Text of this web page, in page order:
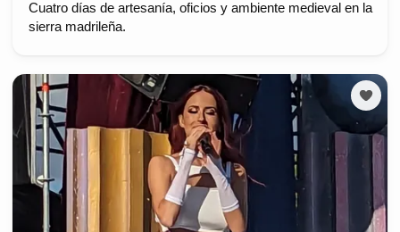
Cuatro días de artesanía, oficios y ambiente medieval en la
sierra madrileña.